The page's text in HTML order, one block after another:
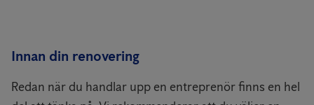
Innan din renovering
Redan när du handlar upp en entreprenör finns en hel